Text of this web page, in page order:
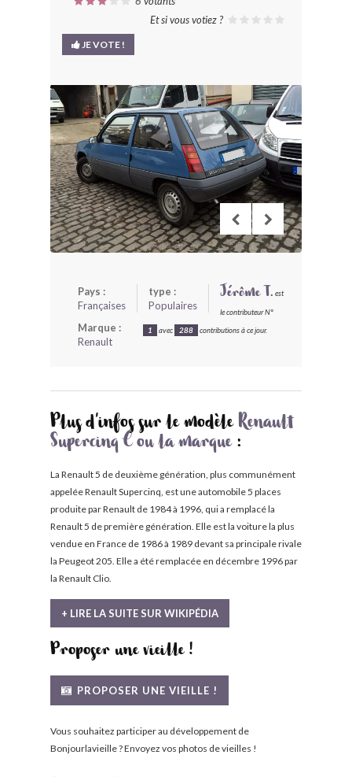
LE BLOG
BONJOURLAVIEILLE ?
MODÈLES ET MARQUES
COMMENT FONCTIONNE BLV ?
Et si vous votiez ?
JE VOTE !
Pays :
Françaises
type :
Populaires
Marque :
Renault
Jérôme T. est
le contributeur N°
1 avec 288 contributions à ce jour.
Plus d'infos sur le modèle Renault
Supercinq C ou la marque:
La Renault 5 de deuxième génération, plus communément
appelée Renault Supercinq, est une automobile 5 places
produite par Renault de 1984 à 1996, qui a remplacé la
Renault 5 de première génération. Elle est la voiture la plus
vendue en France de 1986 à 1989 devant sa principale rivale
la Peugeot 205. Elle a été remplacée en décembre 1996 par
la Renault Clio.
+ LIRE LA SUITE SUR WIKIPÉDIA
Proposer une vieille !
PROPOSER UNE VIEILLE !
Vous souhaitez participer au développement de
Bonjourlavieille ? Envoyez vos photos de vieilles !